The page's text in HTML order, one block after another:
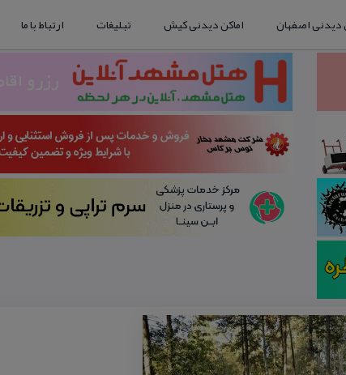
دیدنی اصفهان اماکن دیدنی کیش تبلیغات ارتباط با ما